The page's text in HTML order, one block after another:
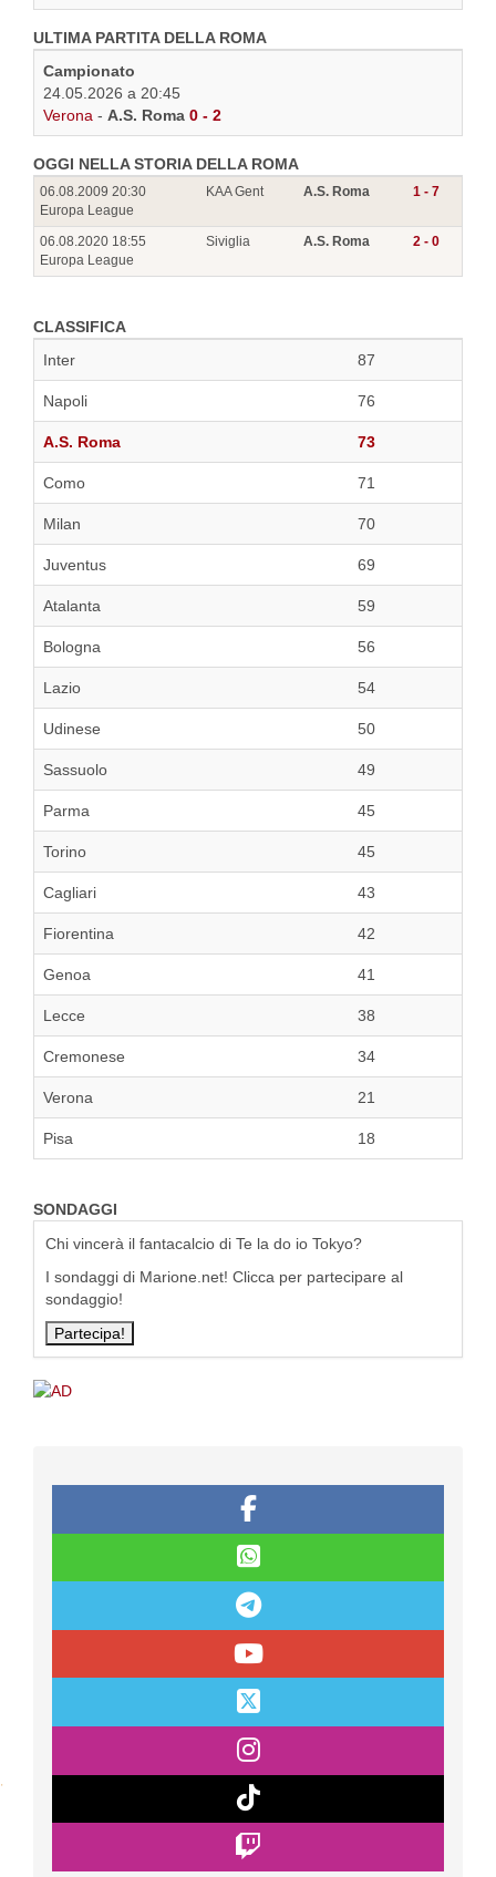
ULTIMA PARTITA DELLA ROMA
Campionato
24.05.2026 a 20:45
Verona - A.S. Roma 0 - 2
OGGI NELLA STORIA DELLA ROMA
06.08.2009 20:30
Europa League
KAA Gent A.S. Roma 1 - 7
06.08.2020 18:55
Europa League
Siviglia A.S. Roma 2 - 0
CLASSIFICA
Inter
87
Napoli 76
A.S. Roma 73
Como 71
Milan 70
Juventus 69
Atalanta 59
Bologna 56
Lazio 54
Udinese 50
Sassuolo 49
Parma 45
Torino 45
Cagliari 43
Fiorentina 42
Genoa 41
Lecce 38
Cremonese 34
Verona 21
Pisa 18
SONDAGGI
Chi vincerà il fantacalcio di Te la do io Tokyo?
I sondaggi di Marione.net! Clicca per partecipare al
sondaggio!